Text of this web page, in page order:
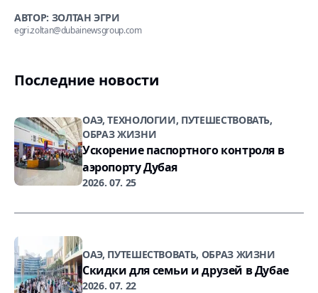
АВТОР: ЗОЛТАН ЭГРИ
egri.zoltan@dubainewsgroup.com
Последние новости
ОАЭ, ТЕХНОЛОГИИ, ПУТЕШЕСТВОВАТЬ,
ОБРАЗ ЖИЗНИ
Ускорение паспортного контроля в
аэропорту Дубая
2026. 07. 25
ОАЭ, ПУТЕШЕСТВОВАТЬ, ОБРАЗ ЖИЗНИ
Скидки для семьи и друзей в Дубае
2026. 07. 22